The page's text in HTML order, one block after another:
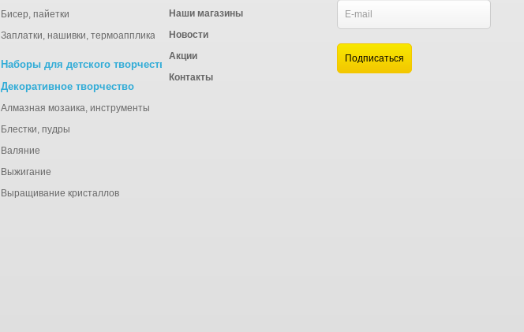
Бисер, пайетки
Заплатки, нашивки, термоаппликации
Наборы для детского творчества
Декоративное творчество
Алмазная мозаика, инструменты
Блестки, пудры
Валяние
Выжигание
Выращивание кристаллов
Наши магазины
Новости
Акции
Контакты